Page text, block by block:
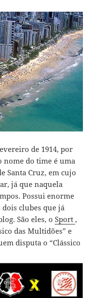
de 1914, por
nome do time é uma
Santa Cruz, em cujo
já que naquela
Possui enorme
clubes que já
São eles, o Sport ,
das Multidões” e
disputa o “Clássico